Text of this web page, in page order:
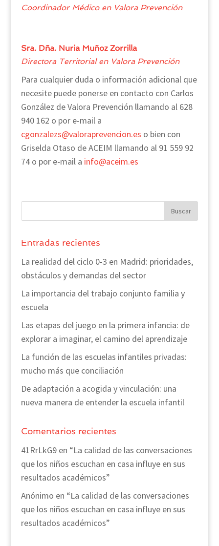
Coordinador Médico en Valora Prevención
Sra. Dña. Nuria Muñoz Zorrilla
Directora Territorial en Valora Prevención
Para cualquier duda o información adicional que
necesite puede ponerse en contacto con Carlos
González de Valora Prevención llamando al 628
940 162 o por e-mail a
cgonzalezs@valoraprevencion.es o bien con
Griselda Otaso de ACEIM llamando al 91 559 92
74 o por e-mail a info@aceim.es
Entradas recientes
La realidad del ciclo 0-3 en Madrid: prioridades,
obstáculos y demandas del sector
La importancia del trabajo conjunto familia y
escuela
Las etapas del juego en la primera infancia: de
explorar a imaginar, el camino del aprendizaje
La función de las escuelas infantiles privadas:
mucho más que conciliación
De adaptación a acogida y vinculación: una
nueva manera de entender la escuela infantil
Comentarios recientes
41RrLkG9en “La calidad de las conversaciones
que los niños escuchan en casa influye en sus
resultados académicos”
Anónimo en “La calidad de las conversaciones
que los niños escuchan en casa influye en sus
resultados académicos”